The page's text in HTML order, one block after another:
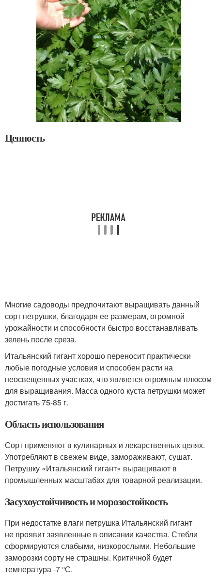
Ценность
Многие садоводы предпочитают выращивать данный
сорт петрушки, благодаря ее размерам, огромной
урожайности и способности быстро восстанавливать
зелень после среза.
Итальянский гигант хорошо переносит практически
любые погодные условия и способен расти на
неосвещенных участках, что является огромным плюсом
для выращивания. Масса одного куста петрушки может
достигать 75-85 г.
Область использования
Сорт применяют в кулинарных и лекарственных целях.
Употребляют в свежем виде, замораживают, сушат.
Петрушку «Итальянский гигант» выращивают в
промышленных масштабах для товарной реализации.
Засухоустойчивость и морозостойкость
При недостатке влаги петрушка Итальянский гигант
не проявит заявленные в описании качества. Стебли
сформируются слабыми, низкорослыми. Небольшие
заморозки сорту не страшны. Критичной будет
температура -7 °С.